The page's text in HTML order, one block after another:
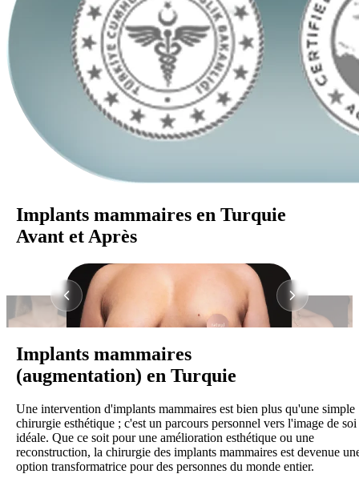
Implants mammaires en Turquie
Avant et Après
Implants mammaires
(augmentation) en Turquie
Une intervention d'implants mammaires est bien plus qu'une simple
chirurgie esthétique ; c'est un parcours personnel vers l'image de soi
idéale. Que ce soit pour une amélioration esthétique ou une
reconstruction, la chirurgie des implants mammaires est devenue
option transformatrice pour des personnes du monde entier.